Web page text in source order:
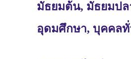
มัธยมต้น, มัธยมปล
อุดมศึกษา, บุคคลทั่